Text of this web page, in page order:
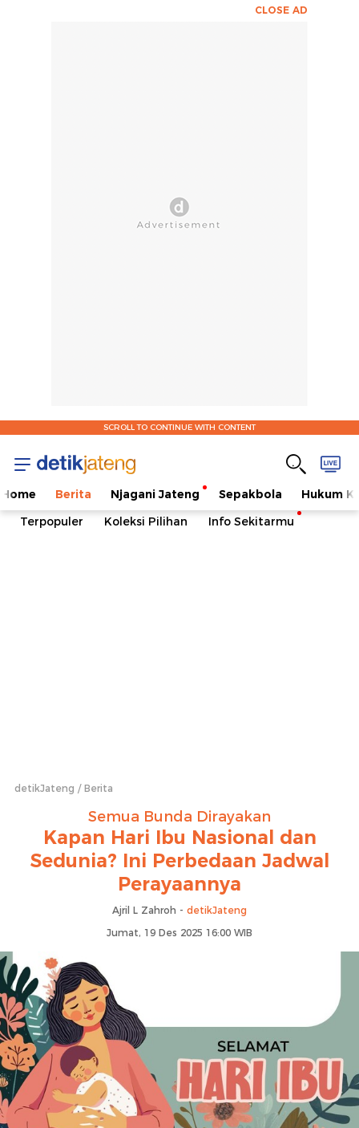
CLOSE AD
SCROLL TO CONTINUE WITH CONTENT
Home Berita Njagani Jateng Sepakbola
Hukum
Terpopuler
Koleksi Pilihan Info Sekitarmu
detikJateng Berita
Semua Bunda Dirayakan
Kapan Hari Ibu Nasional dan
Sedunia? Ini Perbedaan Jadwal
Perayaannya
Ajril L Zahroh - detikJateng
Jumat, 19 Des 2025 16:00 WIB